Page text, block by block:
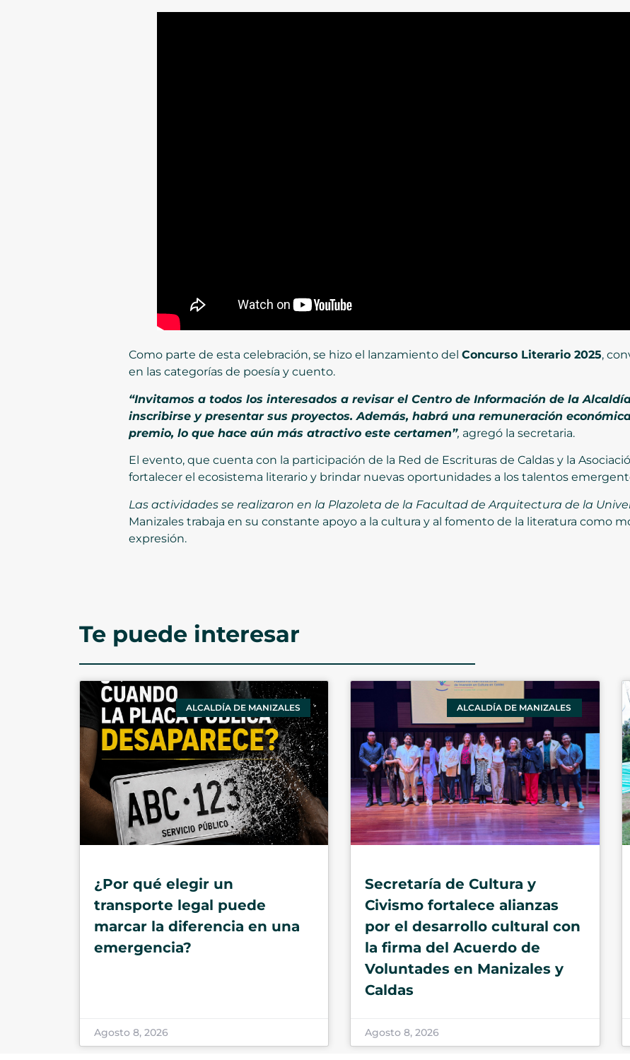
Como parte de esta celebración, se hizo el lanzamiento del Concurso Literario 2025,
en las categorías de poesía y cuento.
“Invitamos a todos los interesados a revisar el Centro de Información de la
inscribirse y presentar sus proyectos. Además, habrá una remuneración
premio, lo que hace aún más atractivo este certamen”, agregó la secretaria.
El evento, que cuenta con la participación de la Red de Escrituras de Caldas y la
fortalecer el ecosistema literario y brindar nuevas oportunidades a los talentos
Las actividades se realizaron en la Plazoleta de la Facultad de Arquitectura de la
Manizales trabaja en su constante apoyo a la cultura y al fomento de la literatura como
expresión.
Te puede interesar
ALCALDÍA DE MANIZALES
¿Por qué elegir un
transporte legal puede
marcar la diferencia en una
emergencia?
Agosto 8, 2026
ALCALDÍA DE MANIZALES
Secretaría de Cultura y
Civismo fortalece alianzas
por el desarrollo cultural con
la firma del Acuerdo de
Voluntades en Manizales y
Caldas
Agosto 8, 2026